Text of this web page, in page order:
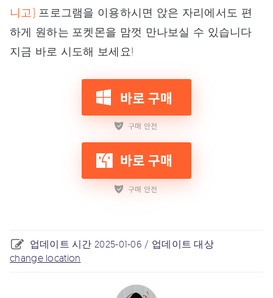
니고) 프로그램을 이용하시면 앉은 자리에서도 편
하게 원하는 포켓몬을 맘껏 만나보실 수 있습니다
지금 바로 시도해 보세요!
업데이트 시간 2025-01-06 / 업데이트 대상
change location